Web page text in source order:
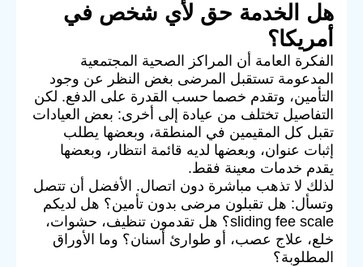
هل الخدمة حق لأي شخص في
أمريكا؟
الفكرة العامة أن المراكز الصحية المجتمعية
المدعومة تستقبل المرضى بغض النظر عن وجود
التأمين، وتقدم خصما حسب القدرة على الدفع. لكن
التفاصيل تختلف من عيادة إلى أخرى: بعض العيادات
تقبل كل المقيمين في المنطقة، وبعضها يطلب
إثبات عنوان، وبعضها لديه قائمة انتظار، وبعضها
يقدم خدمات معينة فقط.
لذلك لا تذهب مباشرة دون اتصال. الأفضل أن تتصل
وتسأل: هل تقبلون مرضى بدون تأمين؟ هل لديكم
sliding fee scale؟ هل تقدمون تنظيف، حشوات،
خلع، علاج عصب، أو طوارئ أسنان؟ وما الأوراق
المطلوبة؟